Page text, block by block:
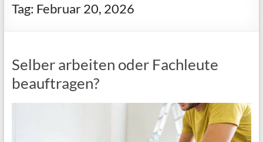
wartet
dich
Tag: Februar 20, 2026
Selber arbeiten oder Fachleute
beauftragen?